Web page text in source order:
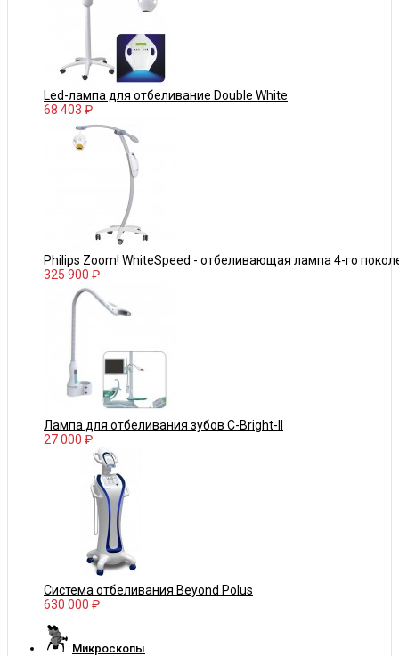
Led-лампа для отбеливание Double White
68 403 ₽
Philips Zoom! WhiteSpeed - отбеливающая лампа 4-го
325 900 ₽
Лампа для отбеливания зубов С-Bright-II
27 000 ₽
Система отбеливания Beyond Polus
630 000 ₽
Микроскопы